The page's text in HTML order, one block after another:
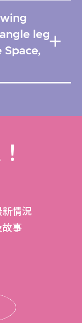
leg
情況
事